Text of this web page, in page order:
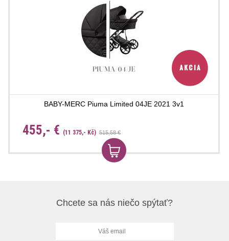
BABY-MERC Piuma Limited 04JE 2021 3v1
455,- € (11 375,- Kč) 515,58 €
Chcete sa nás niečo spýtať?